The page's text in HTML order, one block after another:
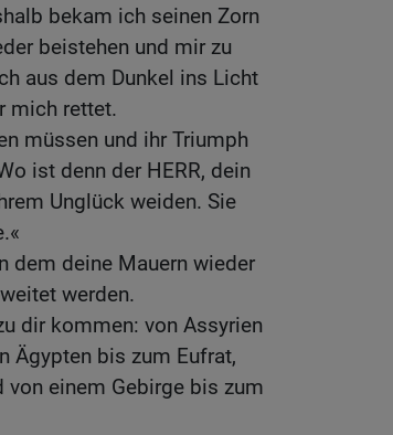
bekam ich seinen Zorn
beistehen und mir zu
aus dem Dunkel ins Licht
mich rettet.
müssen und ihr Triumph
ist denn der HERR, dein
Unglück weiden. Sie
dem deine Mauern wieder
werden.
dir kommen: von Assyrien
Ägypten bis zum Eufrat,
einem Gebirge bis zum